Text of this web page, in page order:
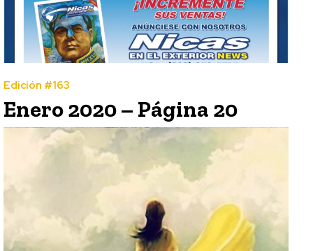
Edición #163
Enero 2020 – Página 20